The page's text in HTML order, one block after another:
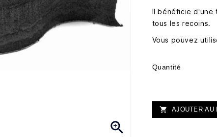

Il bénéficie d'une
tous les recoins.
Vous pouvez
Quantité
 AJOUTER AU